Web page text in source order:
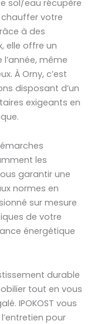
sol/eau récupère
chauffer votre
à des
elle offre un
même
À Orny, c’est
disposant d’un
exigeants en
les
garantir une
normes en
sur mesure
de votre
énergétique
durable
tout en vous
IPOKOST vous
pour